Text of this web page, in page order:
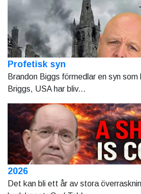
Profetisk syn
Brandon Biggs förmedlar en syn
Briggs, USA har bliv...
2026
Det kan bli ett år av stora